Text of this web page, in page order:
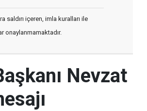
saldırı içeren, imla kuralları ile
onaylanmamaktadır.
Nevzat